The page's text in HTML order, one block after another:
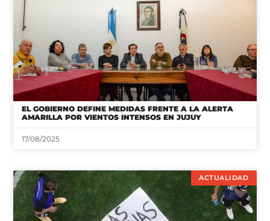
EL GOBIERNO DEFINE MEDIDAS FRENTE A LA ALERTA
AMARILLA POR VIENTOS INTENSOS EN JUJUY
17/08/2025
ACTUALIDAD